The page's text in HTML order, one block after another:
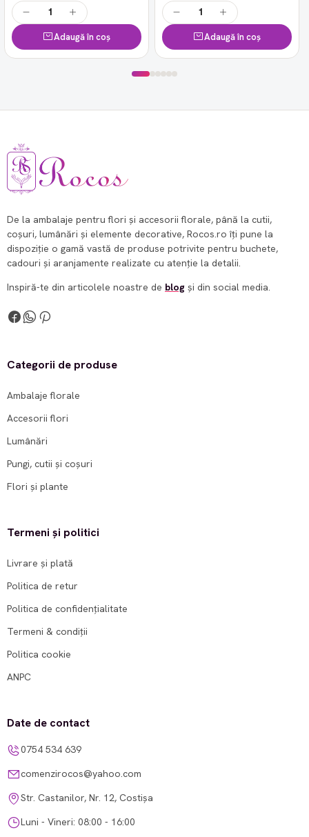
Adaugă în coș Adaugă în coș
De la ambalaje pentru flori și accesorii florale, până la cutii,
coșuri, lumânări și elemente decorative, Rocos.ro îți pune la
dispoziție o gamă vastă de produse potrivite pentru buchete,
cadouri și aranjamente realizate cu atenție la detalii.
Inspiră-te din articolele noastre de blog și din social media.
Categorii de produse
Ambalaje florale
Accesorii flori
Lumânări
Pungi, cutii și coșuri
Flori și plante
Termeni și politici
Livrare și plată
Politica de retur
Politica de confidențialitate
Termeni & condiții
Politica cookie
ANPC
Date de contact
0754 534 639
comenzirocos@yahoo.com
Str. Castanilor, Nr. 12, Costișa
Luni - Vineri: 08:00 - 16:00